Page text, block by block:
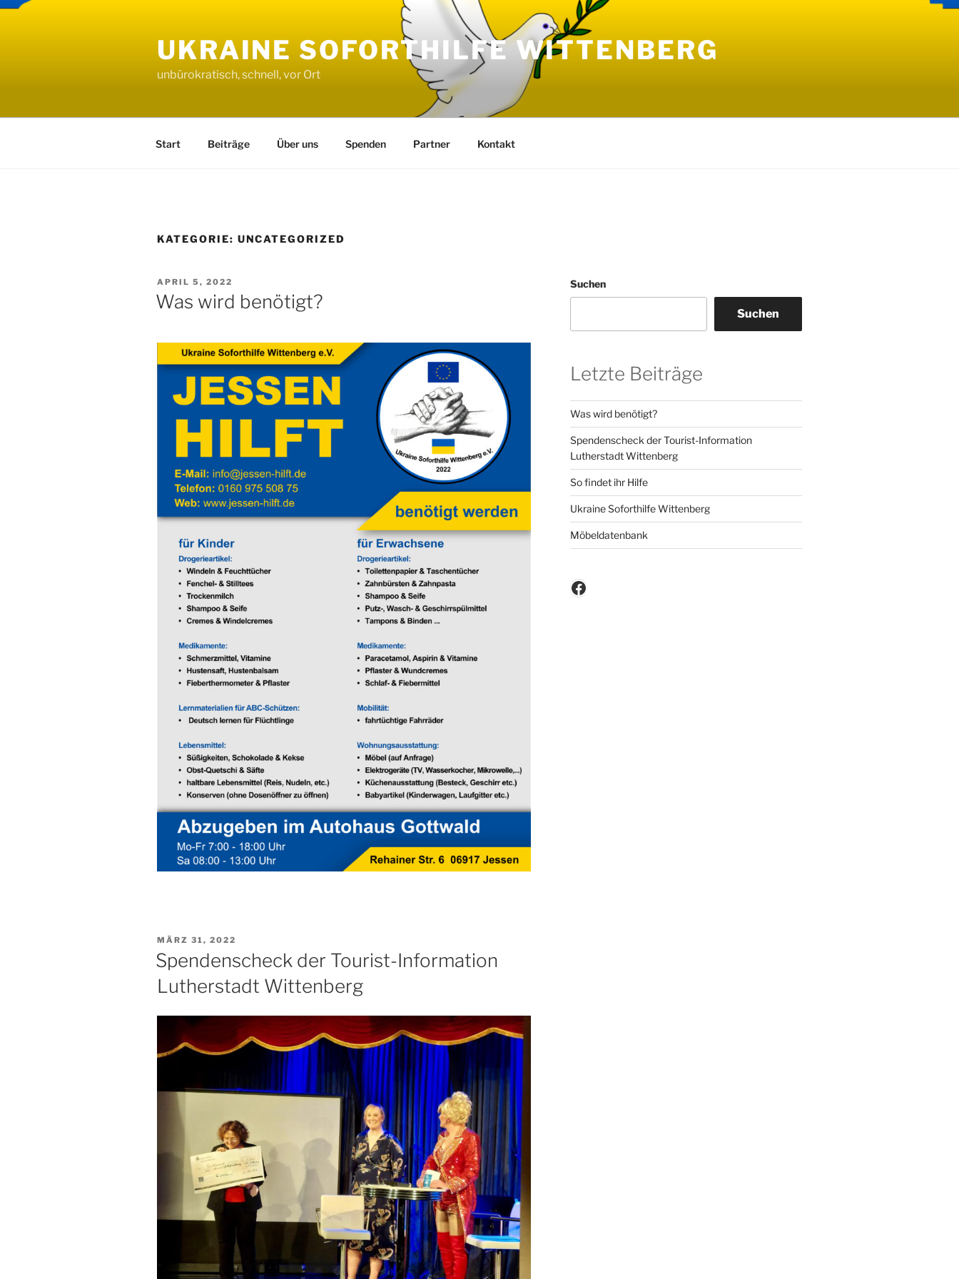
Zum
UKRAINE SOFORTHILFE WITTENBERG
unbürokratisch, schnell, vor Ort
Start Beiträge Über uns Spenden Partner Kontakt
KATEGORIE: UNCATEGORIZED
VERÖFFENTLICHT
AM
APRIL 5, 2022
Was wird benötigt?
VERÖFFENTLICHT
AM
MÄRZ 31, 2022
Spendenscheck der Tourist-Information
Lutherstadt Wittenberg
Suchen
Suchen
Letzte Beiträge
Was wird benötigt?
Spendenscheck der Tourist-Information
Lutherstadt Wittenberg
So findet ihr Hilfe
Ukraine Soforthilfe Wittenberg
Möbeldatenbank
Facebook